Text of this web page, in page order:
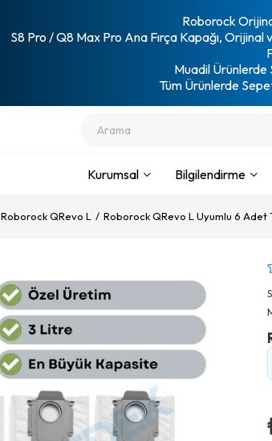
Roborock
S8 Pro / Q8 Max Pro Ana Fırça Kapağı,
Muadil Ürünlerde
Tüm Ürünlerde
Kurumsal Bilgilendirme
Roborock QRevo L Roborock QRevo L Uyumlu 6 Adet